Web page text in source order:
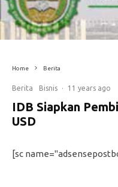
Home Berita
Berita Bisnis · 11 years ago
IDB Siapkan
USD
[sc